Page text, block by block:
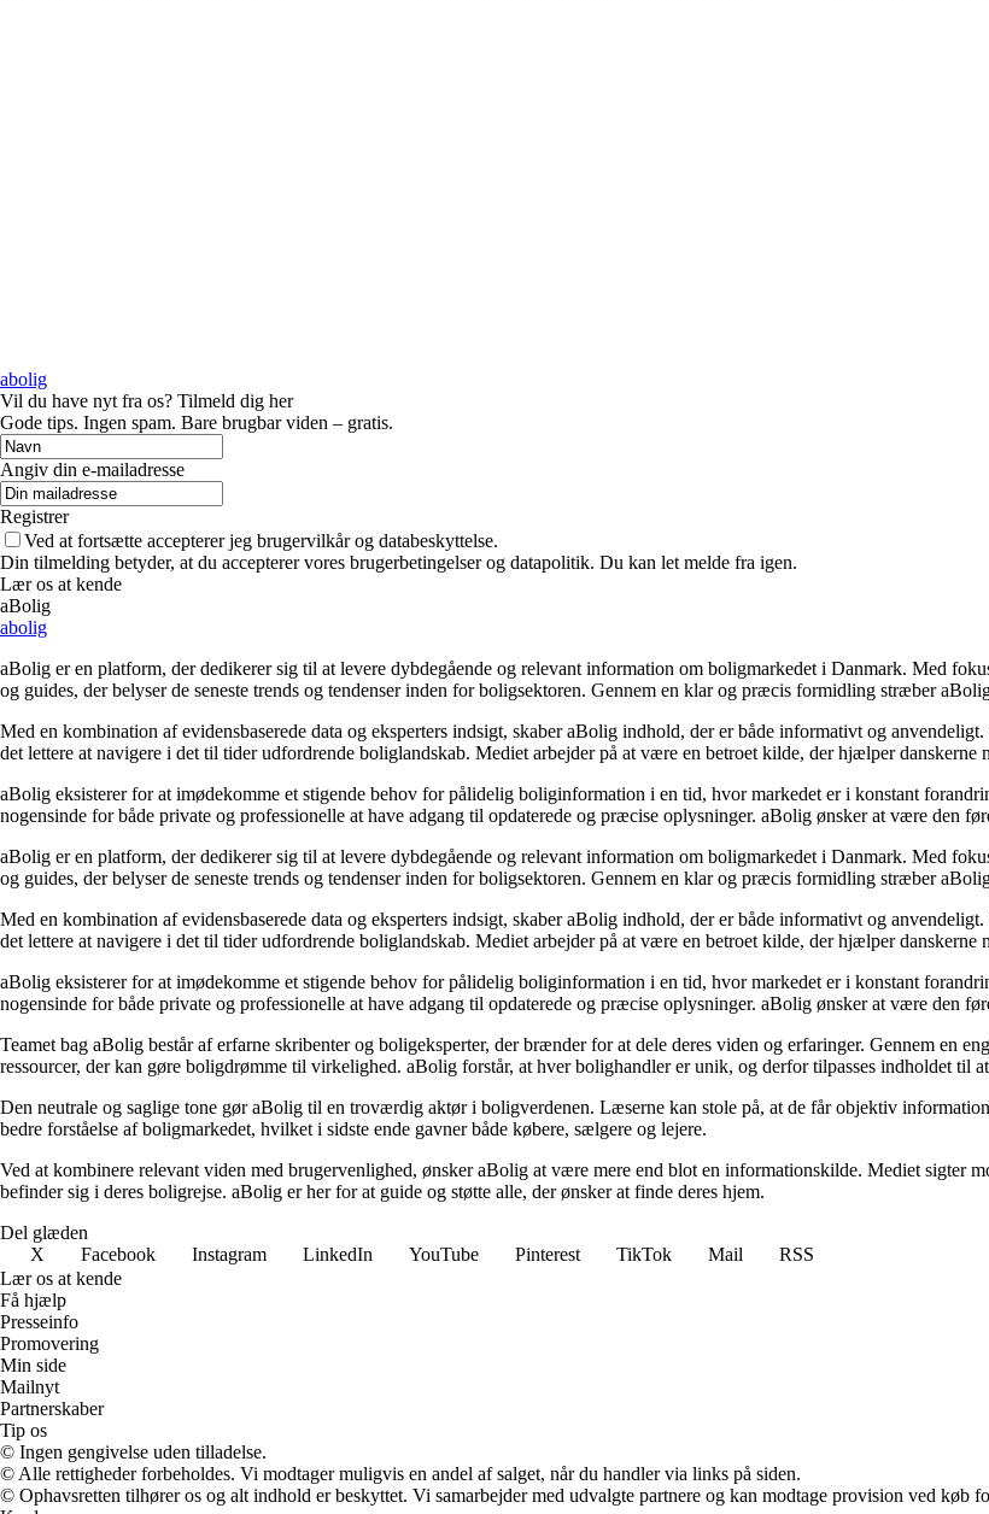
abolig
Vil du have nyt fra os? Tilmeld dig her
Gode tips. Ingen spam. Bare brugbar viden – gratis.
Angiv din e-mailadresse
Registrer
Ved at fortsætte accepterer jeg brugervilkår og databeskyttelse.
Din tilmelding betyder, at du accepterer vores brugerbetingelser og datapolitik. Du kan let melde fra igen.
Lær os at kende
aBolig
abolig
aBolig er en platform, der dedikerer sig til at levere dybdegående og relevant information om boligmarkedet i Danmark. Med
og guides, der belyser de seneste trends og tendenser inden for boligsektoren. Gennem en klar og præcis formidling stræber
Med en kombination af evidensbaserede data og eksperters indsigt, skaber aBolig indhold, der er både informativt og
det lettere at navigere i det til tider udfordrende boliglandskab. Mediet arbejder på at være en betroet kilde, der hjælper danskerne
aBolig eksisterer for at imødekomme et stigende behov for pålidelig boliginformation i en tid, hvor markedet er i konstant
nogensinde for både private og professionelle at have adgang til opdaterede og præcise oplysninger. aBolig ønsker at være den
aBolig er en platform, der dedikerer sig til at levere dybdegående og relevant information om boligmarkedet i Danmark. Med
og guides, der belyser de seneste trends og tendenser inden for boligsektoren. Gennem en klar og præcis formidling stræber
Med en kombination af evidensbaserede data og eksperters indsigt, skaber aBolig indhold, der er både informativt og
det lettere at navigere i det til tider udfordrende boliglandskab. Mediet arbejder på at være en betroet kilde, der hjælper danskerne
aBolig eksisterer for at imødekomme et stigende behov for pålidelig boliginformation i en tid, hvor markedet er i konstant
nogensinde for både private og professionelle at have adgang til opdaterede og præcise oplysninger. aBolig ønsker at være den
Teamet bag aBolig består af erfarne skribenter og boligeksperter, der brænder for at dele deres viden og erfaringer. Gennem en
ressourcer, der kan gøre boligdrømme til virkelighed. aBolig forstår, at hver bolighandler er unik, og derfor tilpasses indholdet til
Den neutrale og saglige tone gør aBolig til en troværdig aktør i boligverdenen. Læserne kan stole på, at de får objektiv
bedre forståelse af boligmarkedet, hvilket i sidste ende gavner både købere, sælgere og lejere.
Ved at kombinere relevant viden med brugervenlighed, ønsker aBolig at være mere end blot en informationskilde. Mediet sigter
befinder sig i deres boligrejse. aBolig er her for at guide og støtte alle, der ønsker at finde deres hjem.
Del glæden
X
Facebook Instagram LinkedIn YouTube Pinterest TikTok Mail
RSS
Lær os at kende
Få hjælp
Presseinfo
Promovering
Min side
Mailnyt
Partnerskaber
Tip os
© Ingen gengivelse uden tilladelse.
© Alle rettigheder forbeholdes. Vi modtager muligvis en andel af salget, når du handler via links på siden.
© Ophavsretten tilhører os og alt indhold er beskyttet. Vi samarbejder med udvalgte partnere og kan modtage provision ved køb